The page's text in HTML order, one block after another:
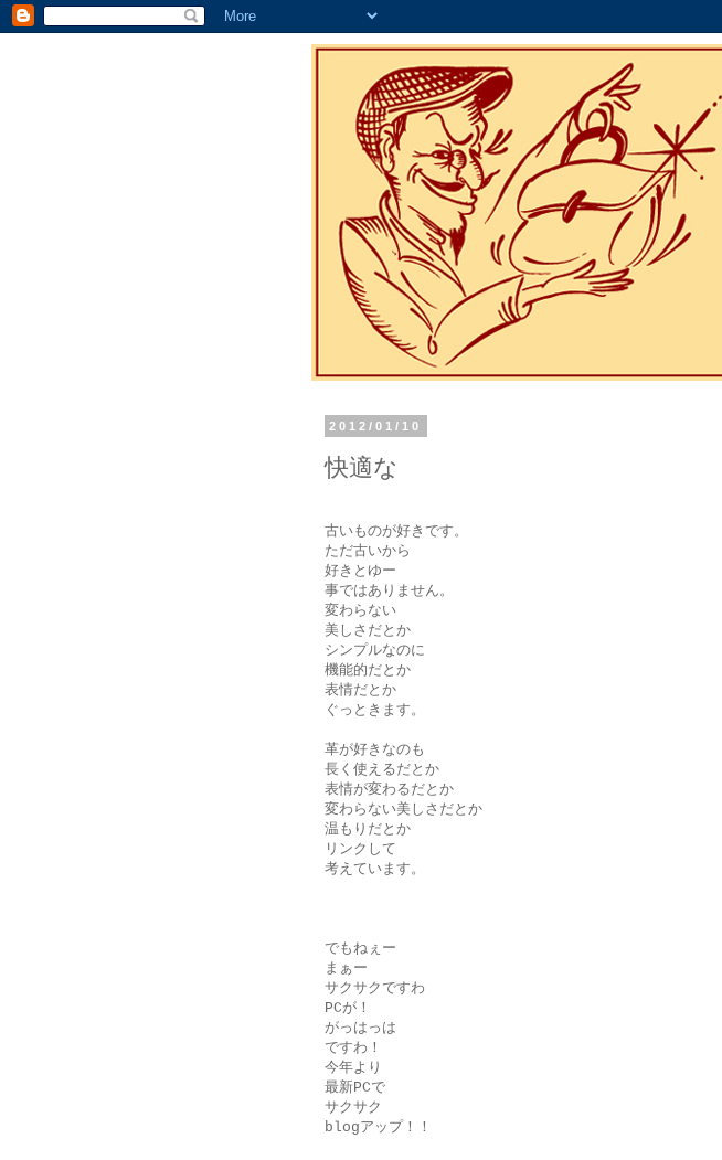
2012/01/10
快適な
古いものが好きです。
ただ古いから
好きとゆー
事ではありません。
変わらない
美しさだとか
シンプルなのに
機能的だとか
表情だとか
ぐっときます。
革が好きなのも
長く使えるだとか
表情が変わるだとか
変わらない美しさだとか
温もりだとか
リンクして
考えています。
でもねぇー
まぁー
サクサクですわ
PCが！
がっはっは
ですわ！
今年より
最新PCで
サクサク
blogアップ！！